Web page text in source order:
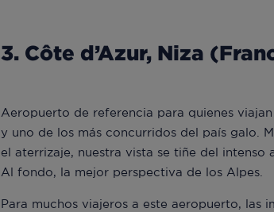
3. Côte d’Azur, Niza
Aeropuerto de referencia para quienes
y uno de los más concurridos del país galo.
el aterrizaje, nuestra vista se tiñe del intenso
Al fondo, la mejor perspectiva de los Alpes.
Para muchos viajeros a este aeropuerto, las